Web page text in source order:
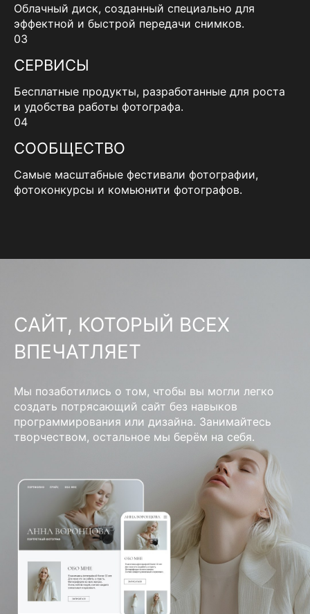
Облачный диск, созданный специально для
эффектной и быстрой передачи снимков.
03
СЕРВИСЫ
Бесплатные продукты, разработанные для роста
и удобства работы фотографа.
04
СООБЩЕСТВО
Самые масштабные фестивали фотографии,
фотоконкурсы и комьюнити фотографов.
САЙТ, КОТОРЫЙ ВСЕХ
ВПЕЧАТЛЯЕТ
Мы позаботились о том, чтобы вы могли легко
создать потрясающий сайт без навыков
программирования или дизайна. Занимайтесь
творчеством, остальное мы берём на себя.